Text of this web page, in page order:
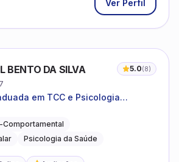
Ver Perfil
BENTO DA SILVA 5.0(8)
em TCC e Psicologia
Psicologia da Saúde